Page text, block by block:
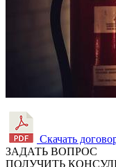
Скачать
ЗАДАТЬ ВОПРОС
ПОЛУЧИТЬ